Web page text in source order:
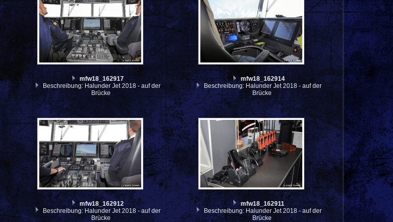
mfw18_162917
Beschreibung: Halunder Jet 2018 - auf der
Brücke
mfw18_162914
Beschreibung: Halunder Jet 2018 - auf der
Brücke
mfw18_162912
Beschreibung: Halunder Jet 2018 - auf der
Brücke
mfw18_162911
Beschreibung: Halunder Jet 2018 - auf der
Brücke